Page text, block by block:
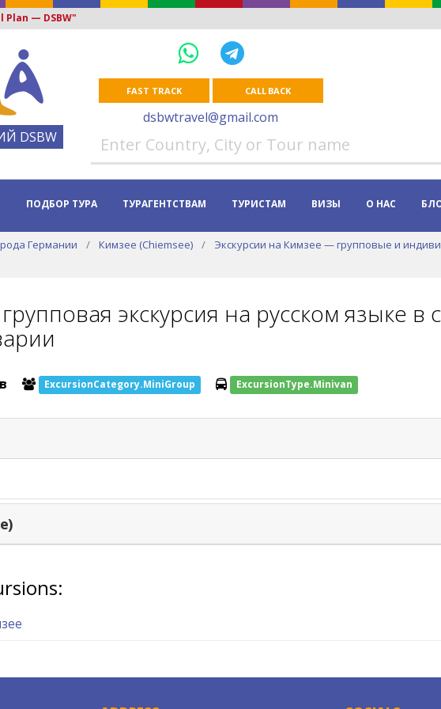
— DSBW"
DSBW
FAST TRACK CALL BACK
dsbwtravel@gmail.com
ПОДБОР ТУРА ТУРАГЕНТСТВАМ ТУРИСТАМ ВИЗЫ О НАС
Германии Кимзее (Chiemsee)
Экскурсии на Кимзее — групповые и
экскурсия на русском языке в
ExcursionCategory.MiniGroup ExcursionType.Minivan